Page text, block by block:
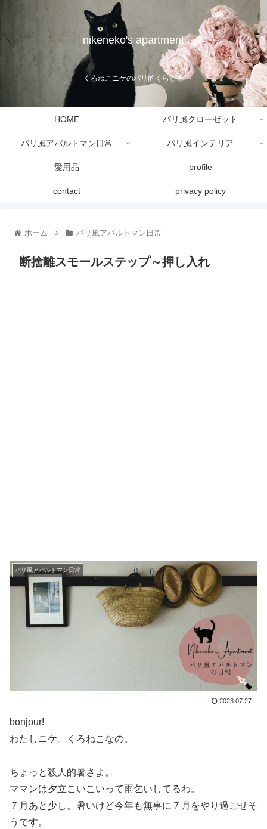
nikeneko's apartment
くろねこニケのパリ的くらし術
HOME パリ風クローゼット
パリ風アパルトマン日常 パリ風インテリア
愛用品 profile
contact privacy policy
ホーム パリ風アパルトマン日常
断捨離スモールステップ～押し入れ
パリ風アパルトマン日常
2023.07.27
bonjour!
わたしニケ。くろねこなの。
ちょっと殺人的暑さよ。
ママンは夕立こいこいって雨乞いしてるわ。
７月あと少し。暑いけど今年も無事に７月をやり過ごせそ
うです。